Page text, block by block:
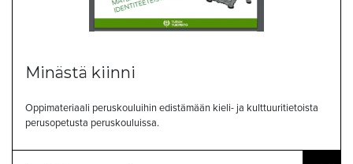
Minästä kiinni
Oppimateriaali peruskouluihin edistämään kieli- ja kulttuuritietoista
perusopetusta peruskouluissa.